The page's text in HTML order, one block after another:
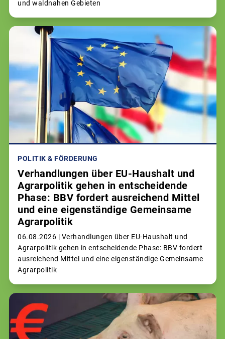
und waldnahen Gebieten
POLITIK & FÖRDERUNG
Verhandlungen über EU-Haushalt und
Agrarpolitik gehen in entscheidende
Phase: BBV fordert ausreichend Mittel
und eine eigenständige Gemeinsame
Agrarpolitik
06.08.2026 | Verhandlungen über EU-Haushalt und
Agrarpolitik gehen in entscheidende Phase: BBV fordert
ausreichend Mittel und eine eigenständige Gemeinsame
Agrarpolitik